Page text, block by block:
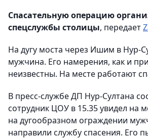
Спасательную операцию
спецслужбы столицы, передает
На дугу моста через Ишим в Нур-
мужчина. Его намерения, как и
неизвестны. На месте работают
В пресс-службе ДП Нур-Султана
сотрудник ЦОУ в 15.35 увидел на
на дугообразном ограждении
направили службу спасения. Его